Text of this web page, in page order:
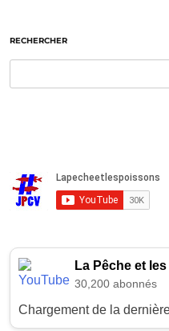
RECHERCHER
La Pêche et
30,200 abonnés
Chargement de la